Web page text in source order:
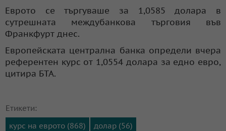
Еврото се търгуваше за 1,0585 долара в
сутрешната междубанкова търговия във
Франкфурт днес.
Европейската централна банка определи вчера
референтен курс от 1,0554 долара за едно евро,
цитира БТА.
Етикети:
курс на еврото (868)
долар (56)